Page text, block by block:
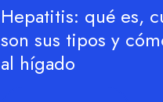
Hepatitis: qué es,
son sus tipos y
al hígado